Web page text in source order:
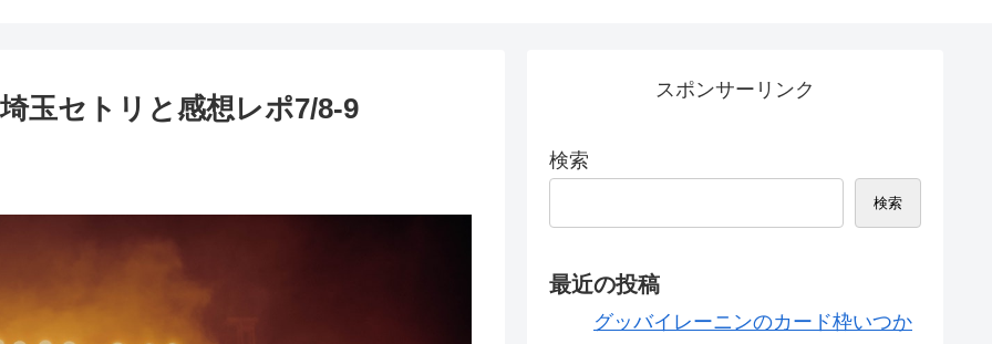
玉セトリと感想レポ7/8-9
スポンサーリンク
検索
検索
最近の投稿
グッバイレーニンのカード枠いつか